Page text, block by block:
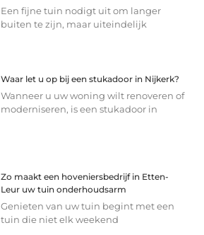
Een fijne tuin nodigt uit om langer
buiten te zijn, maar uiteindelijk
Waar let u op bij een stukadoor in Nijkerk?
Wanneer u uw woning wilt renoveren of
moderniseren, is een stukadoor in
Zo maakt een hoveniersbedrijf in Etten-
Leur uw tuin onderhoudsarm
Genieten van uw tuin begint met een
tuin die niet elk weekend